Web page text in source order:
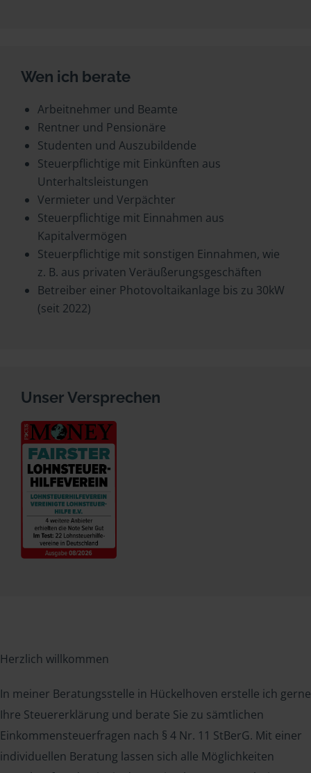
Wen ich berate
Arbeitnehmer und Beamte
Rentner und Pensionäre
Studenten und Auszubildende
Steuerpflichtige mit Einkünften aus
Unterhaltsleistungen
Vermieter und Verpächter
Steuerpflichtige mit Einnahmen aus
Kapitalvermögen
Steuerpflichtige mit sonstigen Einnahmen, wie
z. B. aus privaten Veräußerungsgeschäften
Betreiber einer Photovoltaikanlage bis zu 30kW
(seit 2022)
Unser Versprechen
Herzlich willkommen
In meiner Beratungsstelle in Hückelhoven erstelle ich gerne
Ihre Steuererklärung und berate Sie zu sämtlichen
Einkommensteuerfragen nach § 4 Nr. 11 StBerG. Mit einer
individuellen Beratung lassen sich alle Möglichkeiten